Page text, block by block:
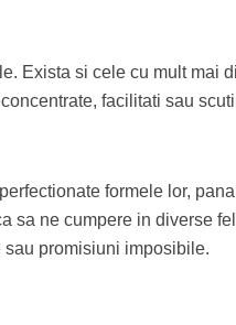
Exista si cele cu mult mai
facilitati sau
formele lor,
sa ne cumpere in diverse
promisiuni imposibile.